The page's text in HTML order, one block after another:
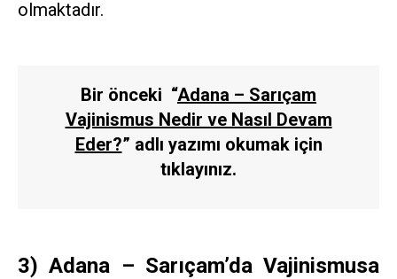
olmaktadır.
Bir önceki “Adana – Sarıçam
Vajinismus Nedir ve Nasıl Devam
Eder?” adlı yazımı okumak için
tıklayınız.
3) Adana – Sarıçam’da Vajinismusa